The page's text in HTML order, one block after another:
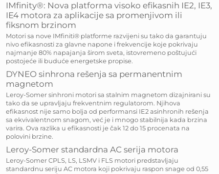
IMfinity®: Nova platforma visoko efikasnih IE2, IE3,
IE4 motora za aplikacije sa promenjivom ili
fiksnom brzinom
Motori sa nove IMfiniti® platforme razvijeni su tako da garantuju
nivo efikasnosti za glavne napone i frekvencije koje pokrivaju
najmanje 80% napajanja širom sveta, istovremeno poštujući
postojeće ili buduće energetske propise.
DYNEO sinhrona rešenja sa permanentnim
magnetom
Leroy-Somer sinhroni motori sa stalnim magnetom dizajnirani su
tako da se upravljaju frekventnim regulatorom. Njihova
efikasnost nije samo bolja od performansi IE2 asinhronih rešenja
sa ekvivalentnom snagom, već je i mnogo stabilnija kada brzina
varira. Ova razlika u efikasnosti je čak 12 do 15 procenata na
polovini brzine.
Leroy-Somer standardna AC serija motora
Leroy-Somer CPLS, LS, LSMV i FLS motori predstavljaju
standardnu seriju AC motora koji pokrivaju raspon snage od 0,55